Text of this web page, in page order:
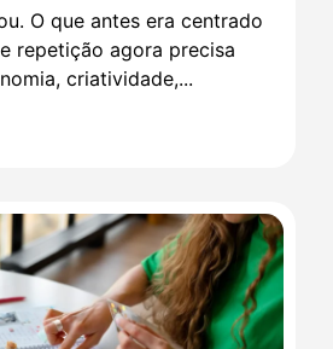
O que antes era centrado
repetição agora precisa
criatividade,...